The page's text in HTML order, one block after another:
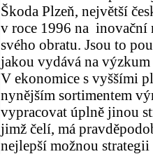
Škoda Plzeň, největší
v roce 1996 na inovační
svého obratu. Jsou to
jakou vydává na
V ekonomice s vyššími
nynějším sortimentem
vypracovat úplně jinou
jimž čelí, má
nejlepší možnou strategii